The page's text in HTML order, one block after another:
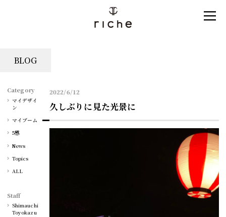
BLOG
2022/6/12
久しぶりに見た光景に
Category
マイデザイ
ン
マイブーム
5感
News
Topics
ALL
Staff
Shimauchi
Toyokazu